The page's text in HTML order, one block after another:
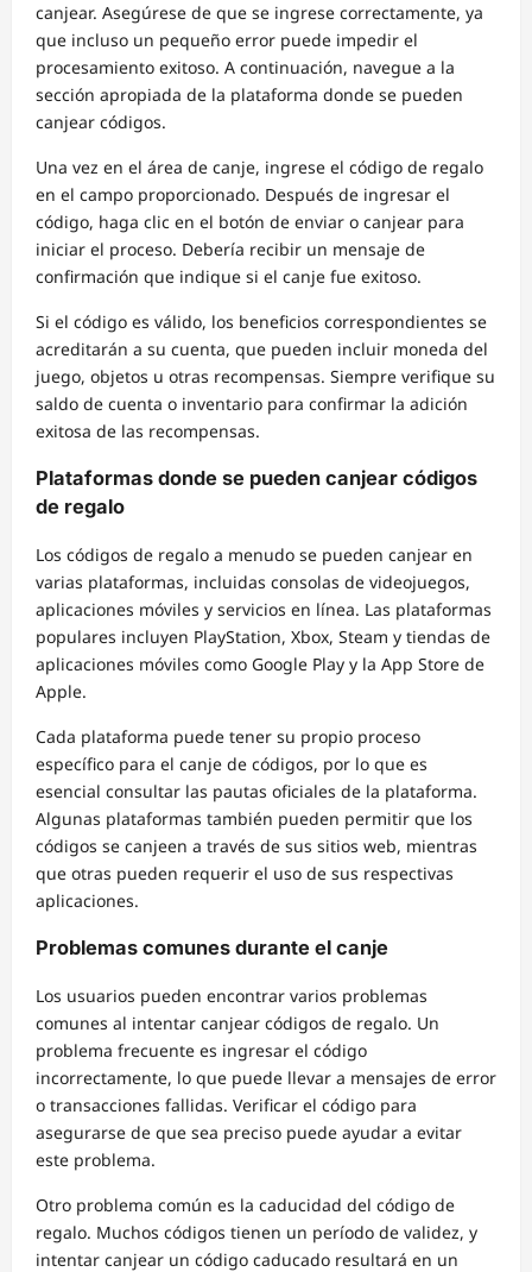
canjear. Asegúrese de que se ingrese correctamente, ya
que incluso un pequeño error puede impedir el
procesamiento exitoso. A continuación, navegue a la
sección apropiada de la plataforma donde se pueden
canjear códigos.
Una vez en el área de canje, ingrese el código de regalo
en el campo proporcionado. Después de ingresar el
código, haga clic en el botón de enviar o canjear para
iniciar el proceso. Debería recibir un mensaje de
confirmación que indique si el canje fue exitoso.
Si el código es válido, los beneficios correspondientes se
acreditarán a su cuenta, que pueden incluir moneda del
juego, objetos u otras recompensas. Siempre verifique su
saldo de cuenta o inventario para confirmar la adición
exitosa de las recompensas.
Plataformas donde se pueden canjear códigos
de regalo
Los códigos de regalo a menudo se pueden canjear en
varias plataformas, incluidas consolas de videojuegos,
aplicaciones móviles y servicios en línea. Las plataformas
populares incluyen PlayStation, Xbox, Steam y tiendas de
aplicaciones móviles como Google Play y la App Store de
Apple.
Cada plataforma puede tener su propio proceso
específico para el canje de códigos, por lo que es
esencial consultar las pautas oficiales de la plataforma.
Algunas plataformas también pueden permitir que los
códigos se canjeen a través de sus sitios web, mientras
que otras pueden requerir el uso de sus respectivas
aplicaciones.
Problemas comunes durante el canje
Los usuarios pueden encontrar varios problemas
comunes al intentar canjear códigos de regalo. Un
problema frecuente es ingresar el código
incorrectamente, lo que puede llevar a mensajes de error
o transacciones fallidas. Verificar el código para
asegurarse de que sea preciso puede ayudar a evitar
este problema.
Otro problema común es la caducidad del código de
regalo. Muchos códigos tienen un período de validez, y
intentar canjear un código caducado resultará en un